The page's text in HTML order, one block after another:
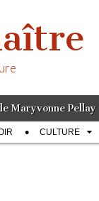
Maryvonne Pellay
CULTURE